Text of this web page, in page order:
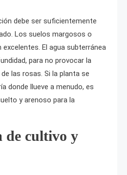
debe ser suficientemente
Los suelos margosos o
El agua subterránea
para no provocar la
las rosas. Si la planta se
donde llueve a menudo, es
y arenoso para la
de cultivo y